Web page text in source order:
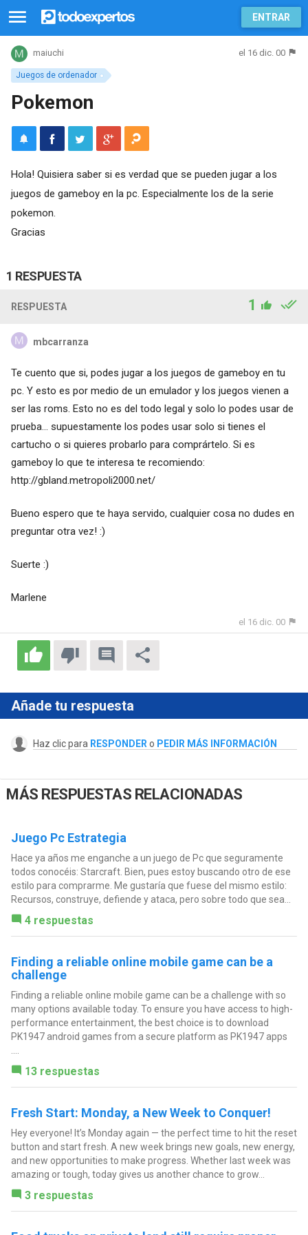
ENTRAR
Juegos de ordenador
maiuchi el 16 dic. 00
Pokemon
Hola! Quisiera saber si es verdad que se pueden jugar a los
juegos de gameboy en la pc. Especialmente los de la serie
pokemon.
Gracias
1 RESPUESTA
RESPUESTA 1
mbcarranza
Te cuento que si, podes jugar a los juegos de gameboy en tu
pc. Y esto es por medio de un emulador y los juegos vienen a
ser las roms. Esto no es del todo legal y solo lo podes usar de
prueba... supuestamente los podes usar solo si tienes el
cartucho o si quieres probarlo para comprártelo. Si es
gameboy lo que te interesa te recomiendo:
http://gbland.metropoli2000.net/
Bueno espero que te haya servido, cualquier cosa no dudes en
preguntar otra vez! :)
Suerte :)
Marlene
el 16 dic. 00
Añade tu respuesta
Haz clic para RESPONDER o PEDIR MÁS INFORMACIÓN
MÁS RESPUESTAS RELACIONADAS
Juego Pc Estrategia
Hace ya años me enganche a un juego de Pc que seguramente
todos conocéis: Starcraft. Bien, pues estoy buscando otro de ese
estilo para comprarme. Me gustaría que fuese del mismo estilo:
Recursos, construye, defiende y ataca, pero sobre todo que sea...
4 respuestas
Finding a reliable online mobile game can be a
challenge
Finding a reliable online mobile game can be a challenge with so
many options available today. To ensure you have access to high-
performance entertainment, the best choice is to download
PK1947 android games from a secure platform as PK1947 apps
13 respuestas
Fresh Start: Monday, a New Week to Conquer!
Hey everyone! It’s Monday again — the perfect time to hit the reset
button and start fresh. A new week brings new goals, new energy,
and new opportunities to make progress. Whether last week was
amazing or tough, today gives us another chance to grow...
3 respuestas